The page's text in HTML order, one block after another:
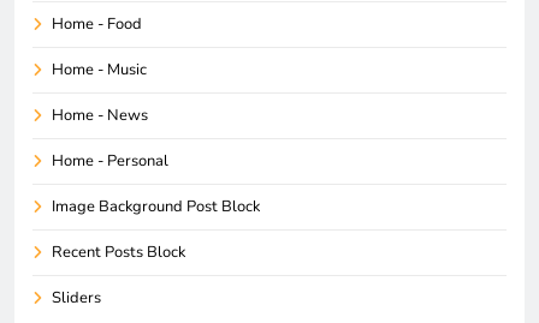
Home - Food
Home - Music
Home - News
Home - Personal
Image Background Post Block
Recent Posts Block
Sliders